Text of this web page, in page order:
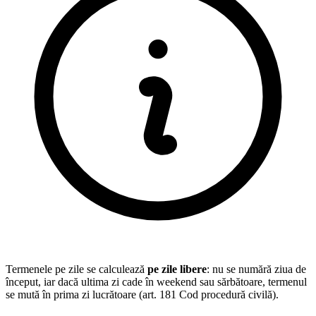
Termenele pe zile se calculează pe zile libere: nu se numără ziua de
început, iar dacă ultima zi cade în weekend sau sărbătoare, termenul
se mută în prima zi lucrătoare (art. 181 Cod procedură civilă).